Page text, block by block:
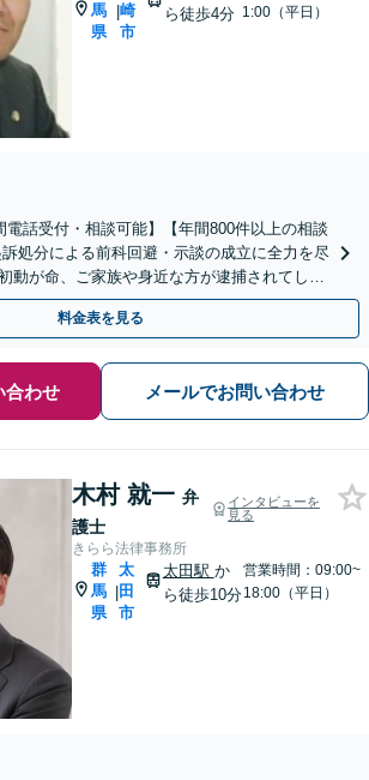
馬
県
|崎
市
ら徒歩4分 1:00（平日）
電話受付・相談可能】【年間800件以上の相談
処分による前科回避・示談の成立に全力を尽
動が命、ご家族や身近な方が逮捕されてしま
ください。
料金表を見る
合わせ メールでお問い合わせ
木村 就一 弁
護士
インタビューを
見る
きらら法律事務所
群
馬
県
|
太
田
市
太田駅 か
ら徒歩10分
営業時間：09:00~
18:00（平日）